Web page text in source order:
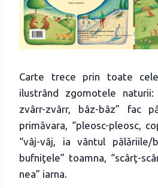
Carte trece prin toate
ilustrând zgomotele naturii:
zvârr-zvârr, bâz-bâz” fac
primăvara, “pleosc-pleosc,
“vâj-vâj, ia vântul pălăriile/
bufniţele” toamna, “scârţ-
nea” iarna.